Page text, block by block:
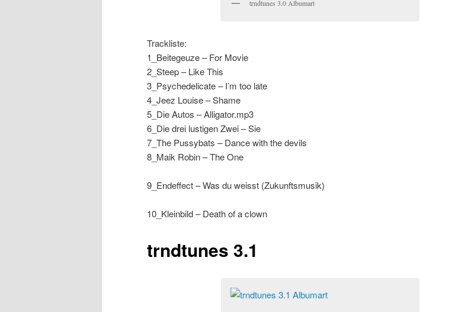
trndtunes 3.0 Albumart
Trackliste:
1_Beitegeuze – For Movie
2_Steep – Like This
3_Psychedelicate – I’m too late
4_Jeez Louise – Shame
5_Die Autos – Alligator.mp3
6_Die drei lustigen Zwei – Sie
7_The Pussybats – Dance with the devils
8_Maik Robin – The One
9_Endeffect – Was du weisst (Zukunftsmusik)
10_Kleinbild – Death of a clown
trndtunes 3.1